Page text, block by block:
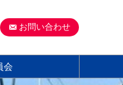
お問い合わせ
会